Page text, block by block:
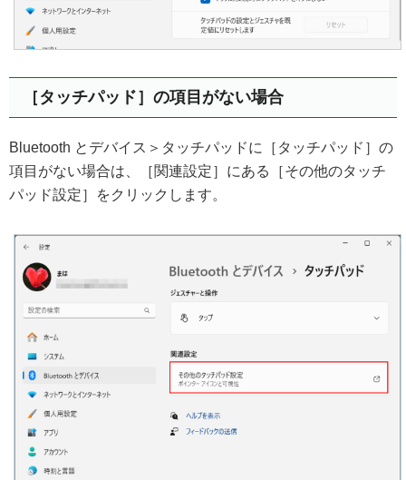
［タッチパッド］の項目がない場合
Bluetooth とデバイス＞タッチパッドに［タッチパッド］の
項目がない場合は、［関連設定］にある［その他のタッチ
パッド設定］をクリックします。